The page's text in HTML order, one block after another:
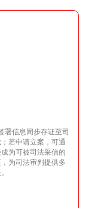
署信息同步存证至司
若申请立案，可通
为可被司法采信的
为司法审判提供多